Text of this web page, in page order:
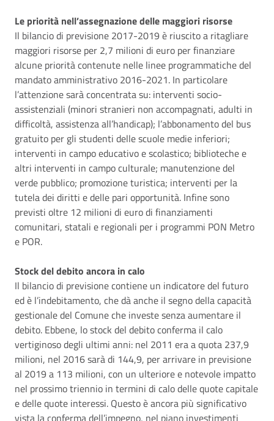
Le priorità nell’assegnazione delle maggiori risorse
Il bilancio di previsione 2017-2019 è riuscito a ritagliare
maggiori risorse per 2,7 milioni di euro per finanziare
alcune priorità contenute nelle linee programmatiche del
mandato amministrativo 2016-2021. In particolare
l’attenzione sarà concentrata su: interventi socio-
assistenziali (minori stranieri non accompagnati, adulti in
difficoltà, assistenza all’handicap); l’abbonamento del bus
gratuito per gli studenti delle scuole medie inferiori;
interventi in campo educativo e scolastico; biblioteche e
altri interventi in campo culturale; manutenzione del
verde pubblico; promozione turistica; interventi per la
tutela dei diritti e delle pari opportunità. Infine sono
previsti oltre 12 milioni di euro di finanziamenti
comunitari, statali e regionali per i programmi PON Metro
e POR.
Stock del debito ancora in calo
Il bilancio di previsione contiene un indicatore del futuro
ed è l’indebitamento, che dà anche il segno della capacità
gestionale del Comune che investe senza aumentare il
debito. Ebbene, lo stock del debito conferma il calo
vertiginoso degli ultimi anni: nel 2011 era a quota 237,9
milioni, nel 2016 sarà di 144,9, per arrivare in previsione
al 2019 a 113 milioni, con un ulteriore e notevole impatto
nel prossimo triennio in termini di calo delle quote capitale
e delle quote interessi. Questo è ancora più significativo
vista la conferma dell’impegno, nel piano investimenti